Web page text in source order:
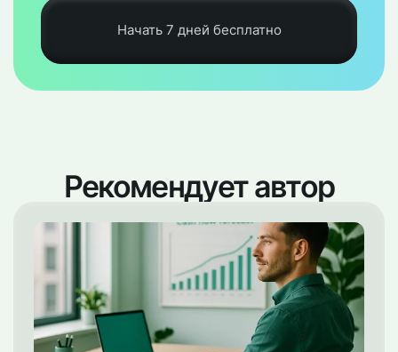
Начать 7 дней бесплатно
Рекомендует автор